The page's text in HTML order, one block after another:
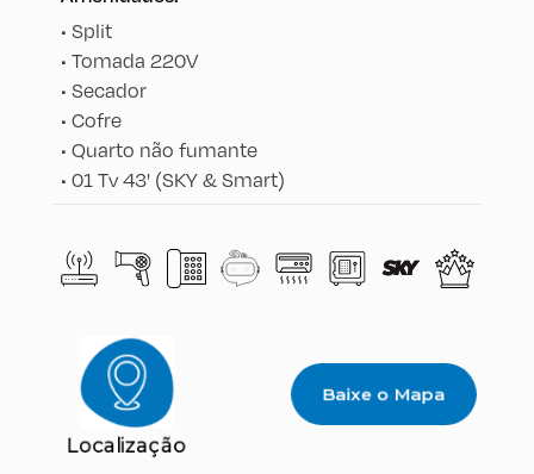
• Split
• Tomada 220V
• Secador
• Cofre
• Quarto não fumante
• 01 Tv 43' (SKY & Smart)
Localização
Baixe o Mapa